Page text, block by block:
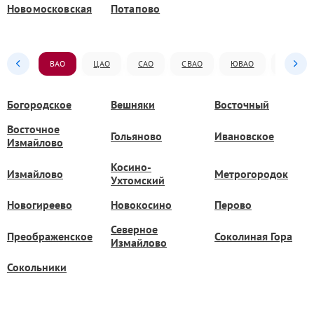
Новомосковская Потапово
ВАО ЦАО САО СВАО ЮВАО ЮАО
Богородское Вешняки
Восточный
Восточное
Измайлово
Гольяново Ивановское
Измайлово
Косино-
Ухтомский
Метрогородок
Новогиреево Новокосино Перово
Преображенское
Северное
Измайлово
Соколиная Гора
Сокольники